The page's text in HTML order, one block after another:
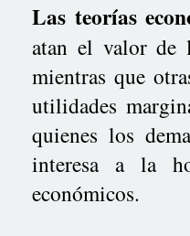
Las teorías
atan el valor de
mientras que
utilidades
quienes los
interesa a la
económicos.